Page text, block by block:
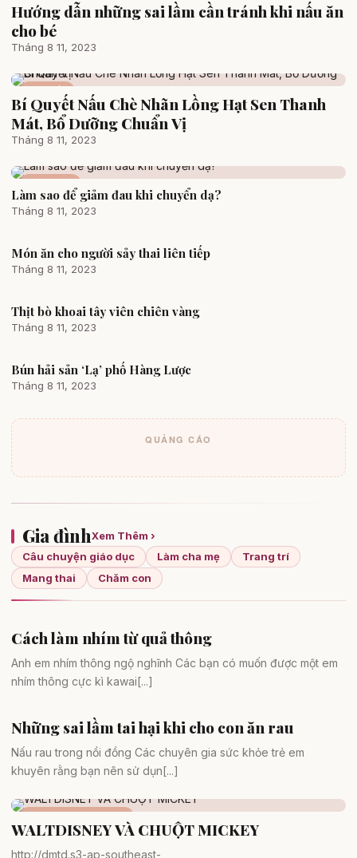
Vào bếp
Hướng dẫn những sai lầm cần tránh khi nấu ăn
cho bé
Tháng 8 11, 2023
Bí Quyết Nấu Chè Nhãn Lồng Hạt Sen Thanh
Mát, Bổ Dưỡng Chuẩn Vị
Tháng 8 11, 2023
Làm sao để giảm đau khi chuyển dạ?
Tháng 8 11, 2023
Vào bếp
Món ăn cho người sảy thai liên tiếp
Tháng 8 11, 2023
Khám phá ẩm thực
Thịt bò khoai tây viên chiên vàng
Tháng 8 11, 2023
Khám phá ẩm thực
Bún hải sản ‘Lạ’ phố Hàng Lược
Tháng 8 11, 2023
QUẢNG CÁO
Gia đình
Câu chuyện giáo dục Làm cha mẹ
Trang trí
Mang thai
Chăm con
Xem Thêm ›
Trang trí
Cách làm nhím từ quả thông
Anh em nhím thông ngộ nghĩnh Các bạn có muốn được một em
nhím thông cực kì kawai[...]
Làm cha mẹ
Những sai lầm tai hại khi cho con ăn rau
Nấu rau trong nồi đồng Các chuyên gia sức khỏe trẻ em
khuyên rằng bạn nên sử dụn[...]
WALTDISNEY VÀ CHUỘT MICKEY
http://dmtd.s3-ap-southeast-